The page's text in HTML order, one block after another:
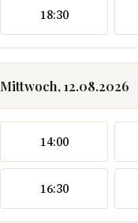
18:30
Mittwoch, 12.08.2026
14:00
16:30